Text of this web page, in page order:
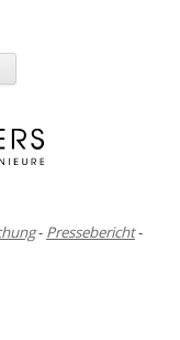
- Pressebericht-